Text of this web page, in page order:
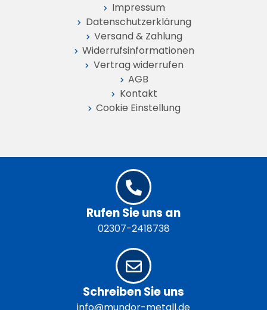
Impressum
Datenschutz­erklärung
Versand & Zahlung
Widerrufs­informationen
Vertrag widerrufen
AGB
Kontakt
Cookie Einstellung
Rufen Sie uns an
02307-2418738
Schreiben Sie uns